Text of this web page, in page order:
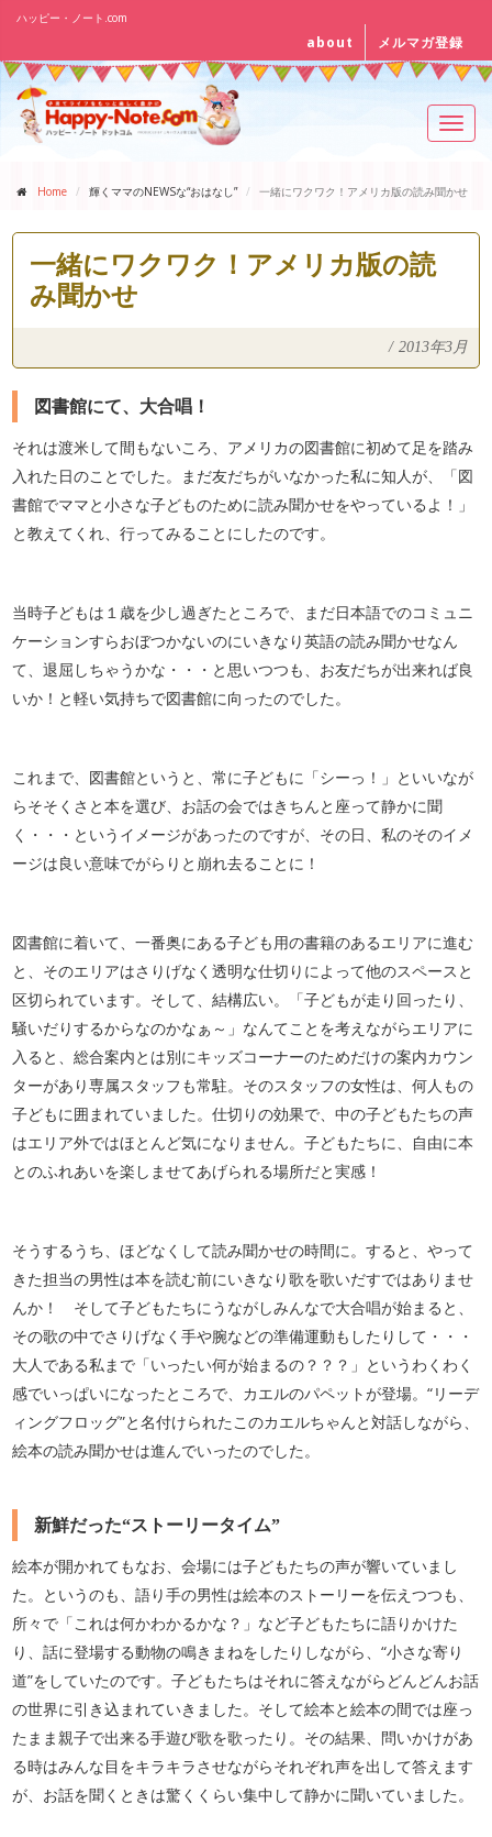
ハッピー・ノート.com
about メルマガ登録
Home 輝くママのNEWSな“おはなし” 一緒にワクワク！アメリカ版の読み聞かせ
一緒にワクワク！アメリカ版の読
み聞かせ
/ 2013年3月
図書館にて、大合唱！
それは渡米して間もないころ、アメリカの図書館に初めて足を踏み
入れた日のことでした。まだ友だちがいなかった私に知人が、「図
書館でママと小さな子どものために読み聞かせをやっているよ！」
と教えてくれ、行ってみることにしたのです。
当時子どもは１歳を少し過ぎたところで、まだ日本語でのコミュニ
ケーションすらおぼつかないのにいきなり英語の読み聞かせなん
て、退屈しちゃうかな・・・と思いつつも、お友だちが出来れば良
いか！と軽い気持ちで図書館に向ったのでした。
これまで、図書館というと、常に子どもに「シーっ！」といいなが
らそそくさと本を選び、お話の会ではきちんと座って静かに聞
く・・・というイメージがあったのですが、その日、私のそのイメ
ージは良い意味でがらりと崩れ去ることに！
図書館に着いて、一番奥にある子ども用の書籍のあるエリアに進む
と、そのエリアはさりげなく透明な仕切りによって他のスペースと
区切られています。そして、結構広い。「子どもが走り回ったり、
騒いだりするからなのかなぁ～」なんてことを考えながらエリアに
入ると、総合案内とは別にキッズコーナーのためだけの案内カウン
ターがあり専属スタッフも常駐。そのスタッフの女性は、何人もの
子どもに囲まれていました。仕切りの効果で、中の子どもたちの声
はエリア外ではほとんど気になりません。子どもたちに、自由に本
とのふれあいを楽しませてあげられる場所だと実感！
そうするうち、ほどなくして読み聞かせの時間に。すると、やって
きた担当の男性は本を読む前にいきなり歌を歌いだすではありませ
んか！ そして子どもたちにうながしみんなで大合唱が始まると、
その歌の中でさりげなく手や腕などの準備運動もしたりして・・・
大人である私まで「いったい何が始まるの？？？」というわくわく
感でいっぱいになったところで、カエルのパペットが登場。“リーデ
ィングフロッグ”と名付けられたこのカエルちゃんと対話しながら、
絵本の読み聞かせは進んでいったのでした。
新鮮だった“ストーリータイム”
絵本が開かれてもなお、会場には子どもたちの声が響いていまし
た。というのも、語り手の男性は絵本のストーリーを伝えつつも、
所々で「これは何かわかるかな？」など子どもたちに語りかけた
り、話に登場する動物の鳴きまねをしたりしながら、“小さな寄り
道”をしていたのです。子どもたちはそれに答えながらどんどんお話
の世界に引き込まれていきました。そして絵本と絵本の間では座っ
たまま親子で出来る手遊び歌を歌ったり。その結果、問いかけがあ
る時はみんな目をキラキラさせながらそれぞれ声を出して答えます
が、お話を聞くときは驚くくらい集中して静かに聞いていました。